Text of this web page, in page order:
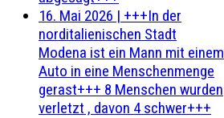
16. Mai 2026 | +++In der
norditalienischen Stadt
Modena ist ein Mann mit einem
Auto in eine Menschenmenge
gerast+++ 8 Menschen wurden
verletzt , davon 4 schwer+++